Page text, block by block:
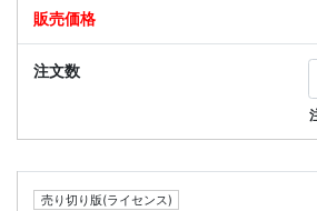
売り切り版(ライセンス)